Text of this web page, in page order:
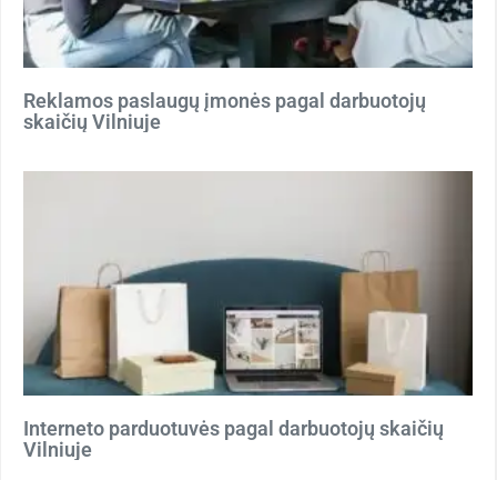
Reklamos paslaugų įmonės pagal darbuotojų
skaičių Vilniuje
Interneto parduotuvės pagal darbuotojų skaičių
Vilniuje